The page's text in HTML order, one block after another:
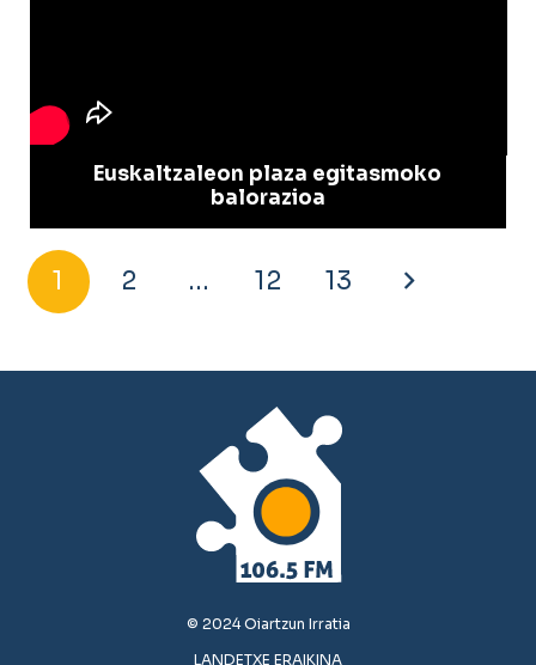
Euskaltzaleon plaza egitasmoko
balorazioa
1 2 … 12 13
© 2024 Oiartzun Irratia
LANDETXE ERAIKINA